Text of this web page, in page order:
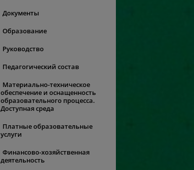
Документы
Образование
Руководство
Педагогический состав
Материально-техническое
обеспечение и оснащенность
образовательного процесса.
Доступная среда
Платные образовательные
услуги
Финансово-хозяйственная
деятельность